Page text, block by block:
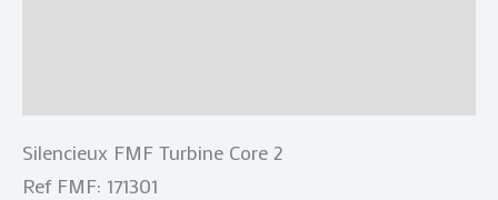
Silencieux FMF Turbine Core 2
Ref FMF: 171301